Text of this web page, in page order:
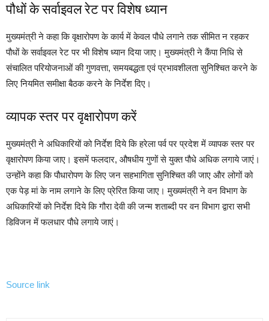
पौधों के सर्वाइवल रेट पर विशेष ध्यान
मुख्यमंत्री ने कहा कि वृक्षारोपण के कार्य में केवल पौधे लगाने तक सीमित न रहकर
पौधों के सर्वाइवल रेट पर भी विशेष ध्यान दिया जाए। मुख्यमंत्री ने कैंपा निधि से
संचालित परियोजनाओं की गुणवत्ता, समयबद्धता एवं प्रभावशीलता सुनिश्चित करने के
लिए नियमित समीक्षा बैठक करने के निर्देश दिए।
व्यापक स्तर पर वृक्षारोपण करें
मुख्यमंत्री ने अधिकारियों को निर्देश दिये कि हरेला पर्व पर प्रदेश में व्यापक स्तर पर
वृक्षारोपण किया जाए। इसमें फलदार, औषधीय गुणों से युक्त पौधे अधिक लगाये जाएं।
उन्होंने कहा कि पौधारोपण के लिए जन सहभागिता सुनिश्चित की जाए और लोगों को
एक पेड़ मां के नाम लगाने के लिए प्रेरित किया जाए। मुख्यमंत्री ने वन विभाग के
अधिकारियों को निर्देश दिये कि गौरा देवी की जन्म शताब्दी पर वन विभाग द्वारा सभी
डिविजन में फलधार पौधे लगाये जाएं।
Source link